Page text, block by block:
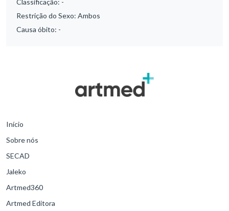
Classificação: -
Restrição do Sexo: Ambos
Causa óbito: -
Início
Sobre nós
SECAD
Jaleko
Artmed360
Artmed Editora